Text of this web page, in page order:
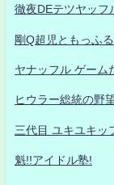
徹夜DEテツヤッフ
剛Q超児ともっふる
ヤナッフル ゲーム
ヒウラー総統の野
三代目 ユキユキ
魁!!アイドル塾!